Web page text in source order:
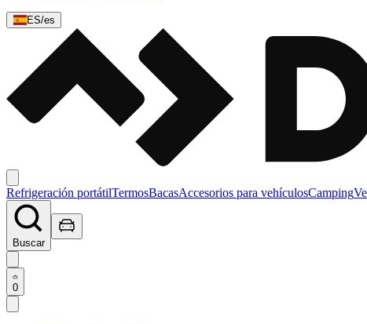
ES/es
Refrigeración portátilTermosBacasAccesorios para vehículosCamping
Buscar
0